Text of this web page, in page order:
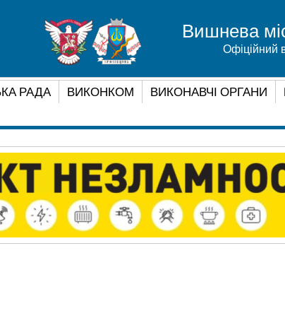
РАДА ВИКОНКОМ ВИКОНАВЧІ ОРГАНИ
Вишнева
Офіційний